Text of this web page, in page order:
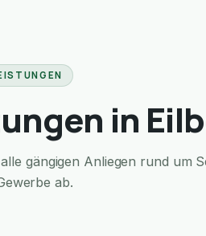
in
gängigen Anliegen rund um
ab.